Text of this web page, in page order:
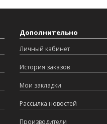
Дополнительно
Личный кабинет
История заказов
Мои закладки
Рассылка новостей
Производители